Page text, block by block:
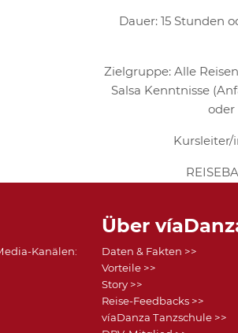
Dauer: 15 Stunden
Zielgruppe: Alle
Salsa Kenntnisse
oder
Kursleiter/
Kanälen:
Über
Daten & Fakten >>
Vorteile >>
Story >>
Reise-Feedbacks >>
víaDanza Tanzschule >>